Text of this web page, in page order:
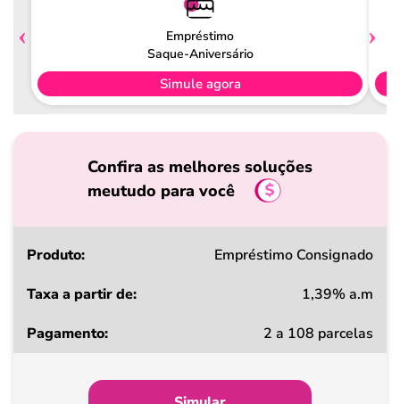
Empréstimo
Saque-Aniversário
Simule agora
Confira as melhores soluções
meutudo para você
Produto
a
Empréstimo Consignado
1,39% a.m
2 a 108 parcelas